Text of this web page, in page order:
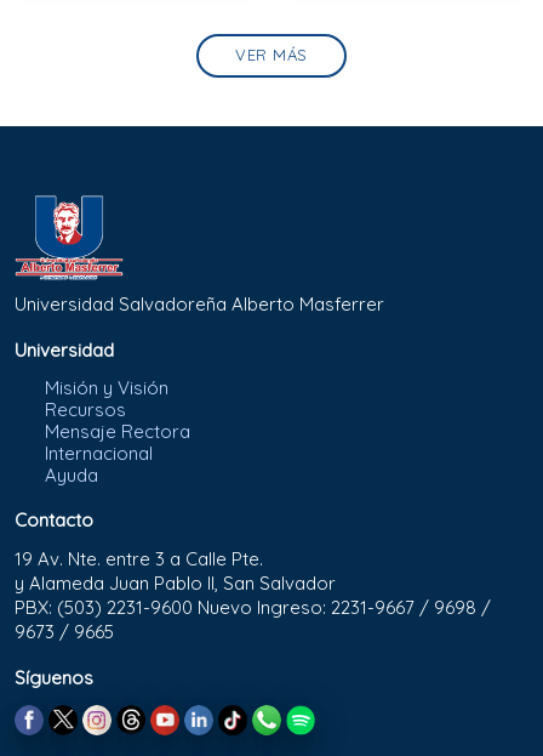
VER MÁS
Universidad Salvadoreña Alberto Masferrer
Universidad
Misión y Visión
Recursos
Mensaje Rectora
Internacional
Ayuda
Contacto
19 Av. Nte. entre 3 a Calle Pte.
y Alameda Juan Pablo II, San Salvador
PBX: (503) 2231-9600 Nuevo Ingreso: 2231-9667 / 9698 /
9673 / 9665
Síguenos